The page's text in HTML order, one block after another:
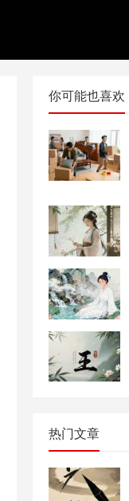
你可能也喜欢
热门文章